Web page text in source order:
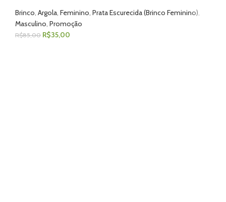
Brinco Argola Feminino Prata Escurecida (Brinco Feminino)
Masculino Promoção
R$85,00 R$35,00